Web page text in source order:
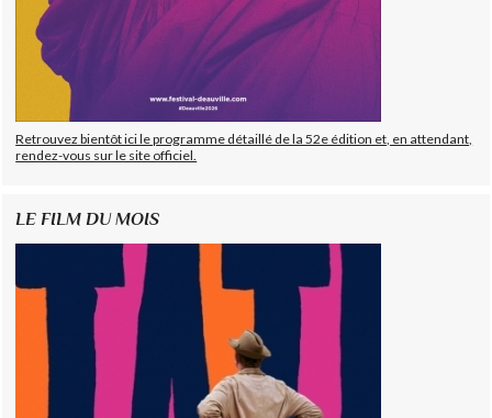
Retrouvez bientôt ici le programme détaillé de la 52e édition et, en attendant,
rendez-vous sur le site officiel.
LE FILM DU MOIS